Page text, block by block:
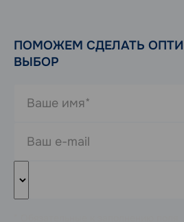
ПОМОЖЕМ СДЕЛАТЬ
ВЫБОР